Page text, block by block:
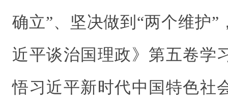
确立”、坚决做到“两个维护”
近平谈治国理政》第五卷学
悟习近平新时代中国特色社